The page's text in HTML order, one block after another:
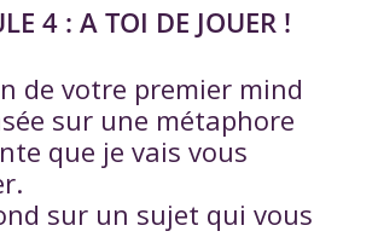
4 : A TOI DE JOUER !
de votre premier mind
sur une métaphore
que je vais vous
sur un sujet qui vous